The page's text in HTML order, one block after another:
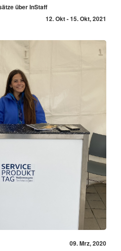
über InStaff
12. Okt - 15. Okt, 2021
09. Mrz, 2020